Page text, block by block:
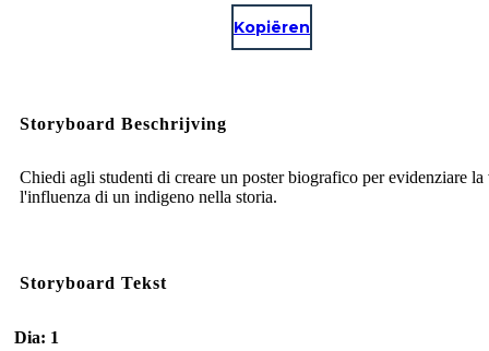
Kopiëren
Storyboard Beschrijving
Chiedi agli studenti di creare un poster biografico per evidenziare la
l'influenza di un indigeno nella storia.
Storyboard Tekst
Dia: 1